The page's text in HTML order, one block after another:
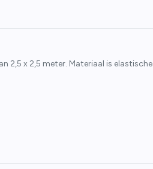
2,5 x 2,5 meter. Materiaal is elastische